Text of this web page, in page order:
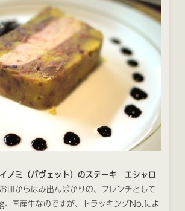
ノミ（バヴェット）のステーキ エシャロ
皿からはみ出んばかりの、フレンチとして
。国産牛なのですが、トラッキングNo.によ